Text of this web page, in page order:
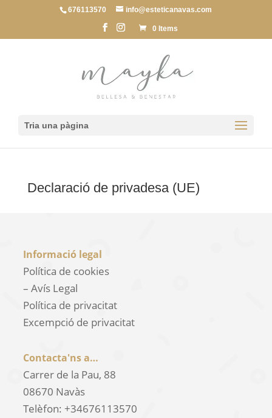
676113570 info@esteticanavas.com
0 Items
Tria una pàgina
Declaració de privadesa (UE)
Informació legal
Política de cookies
– Avís Legal
Política de privacitat
Excempció de privacitat
Contacta'ns a…
Carrer de la Pau, 88
08670 Navàs
Telèfon: +34676113570